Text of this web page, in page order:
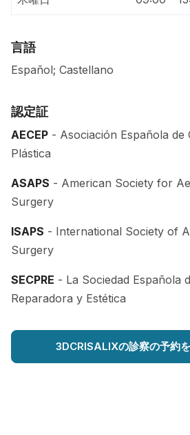
言語
Español; Castellano
認定証
AECEP - Asociación Española de
Plástica
ASAPS - American Society for
Surgery
ISAPS - International Society of
Surgery
SECPRE - La Sociedad Española
Reparadora y Estética
3DCRISALIXの診察の予約